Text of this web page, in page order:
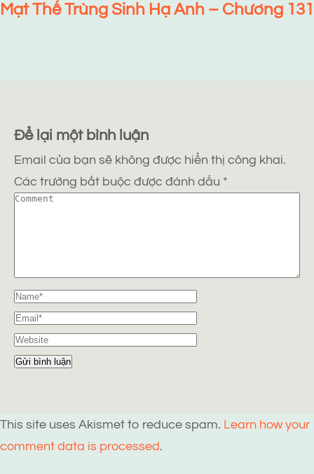
Mạt Thế Trùng Sinh Hạ Anh – Chương 131
Để lại một bình luận
Email của bạn sẽ không được hiển thị công khai.
Các trường bắt buộc được đánh dấu *
This site uses Akismet to reduce spam. Learn how your
comment data is processed.